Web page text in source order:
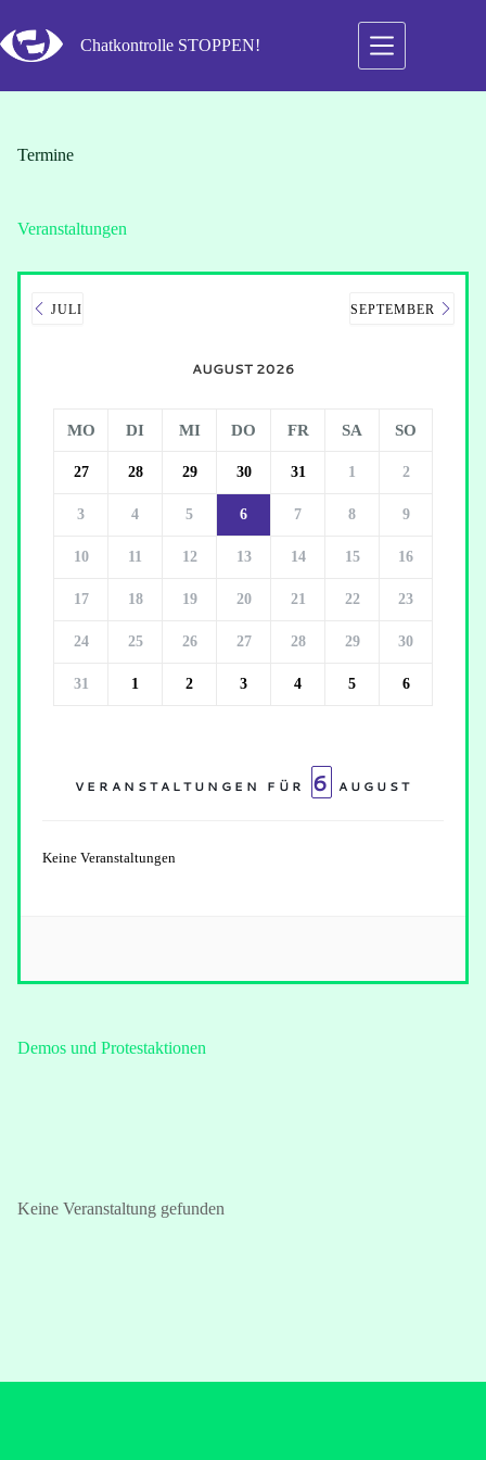
Inhalt
springen
Chatkontrolle STOPPEN!
Termine
Veranstaltungen
JULI
AUGUST 2026
SEPTEMBER
MO DI MI DO FR SA SO
27 28 29 30 31 1 2
3 4 5 6 7 8 9
10 11 12 13 14 15 16
17 18 19 20 21 22 23
24 25 26 27 28 29 30
31 1 2 3 4 5 6
VERANSTALTUNGEN FÜR 6 AUGUST
Keine Veranstaltungen
Demos und Protestaktionen
Keine Veranstaltung gefunden